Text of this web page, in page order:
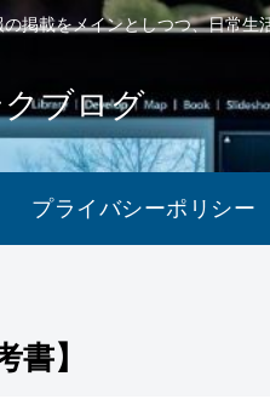
載をメインとしつつ、日常生
ブログ
プライバシーポリシー
】